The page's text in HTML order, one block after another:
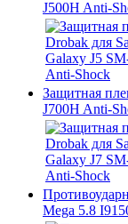
J500H Anti-
Защитная
J700H Anti-
Mega 5.8